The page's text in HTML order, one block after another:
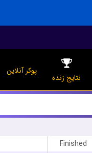
نتایج زنده
پوکر آنلاین
Finished